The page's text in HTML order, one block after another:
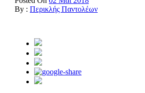
By : Περικλής Παντολέων